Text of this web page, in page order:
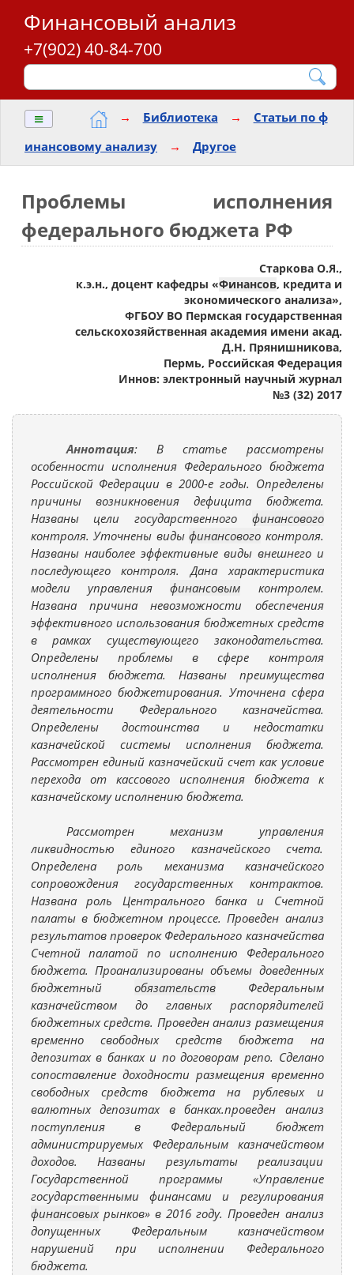
Финансовый анализ
+7(902) 40-84-700
≡ → Библиотека →
Статьи по ф
инансовому анализу
→ Другое
Проблемы исполнения
федерального бюджета РФ
Старкова О.Я.,
к.э.н., доцент кафедры «Финансов, кредита и
экономического анализа»,
ФГБОУ ВО Пермская государственная
сельскохозяйственная академия имени акад.
Д.Н. Прянишникова,
Пермь, Российская Федерация
Иннов: электронный научный журнал
№3 (32) 2017
Аннотация: В статье рассмотрены
особенности исполнения Федерального бюджета
Российской Федерации в 2000-е годы. Определены
причины возникновения дефицита бюджета.
Названы цели государственного финансового
контроля. Уточнены виды финансового контроля.
Названы наиболее эффективные виды внешнего и
последующего контроля. Дана характеристика
модели управленияфинансовым контролем.
Названа причина невозможности обеспечения
эффективного использования бюджетных средств
в рамках существующего законодательства.
Определены проблемы в сфере контроля
исполнения бюджета. Названы преимущества
программного бюджетирования. Уточнена сфера
деятельности Федерального казначейства.
Определены достоинства и недостатки
казначейской системы исполнения бюджета.
Рассмотрен единый казначейский счет как условие
перехода от кассового исполнения бюджета к
казначейскому исполнению бюджета.
Рассмотрен механизм управления
ликвидностью единого казначейского счета.
Определена роль механизма казначейского
сопровождения государственных контрактов.
Названа роль Центрального банка и Счетной
палаты в бюджетном процессе. Проведен анализ
результатов проверок Федерального казначейства
Счетной палатой по исполнению Федерального
бюджета. Проанализированы объемы доведенных
бюджетный обязательствФедеральным
казначейством до главных распорядителей
бюджетных средств. Проведен анализ размещения
временно свободных средств бюджета на
депозитах в банках и по договорам репо. Сделано
сопоставление доходности размещения временно
свободных средств бюджета на рублевых и
валютных депозитах в банках.проведен анализ
поступления в Федеральный бюджет
администрируемых Федеральным казначейством
доходов. Названы результаты реализации
Государственной программы «Управление
государственными финансами и регулирования
финансовыхрынков» в 2016 году. Проведен анализ
допущенных Федеральным казначейством
нарушений при исполнении Федерального
бюджета.